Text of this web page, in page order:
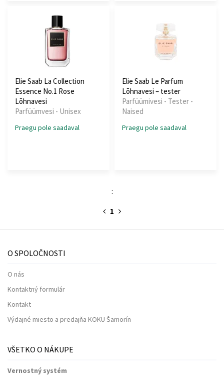
Elie Saab La Collection
Essence No.1 Rose
Lõhnavesi
Parfüümvesi - Unisex
Praegu pole saadaval
Elie Saab Le Parfum
Lõhnavesi – tester
Parfüümivesi - Tester -
Naised
Praegu pole saadaval
:
1
O SPOLOČNOSTI
O nás
Kontaktný formulár
Kontakt
Výdajné miesto a predajňa KOKU Šamorín
VŠETKO O NÁKUPE
Vernostný systém